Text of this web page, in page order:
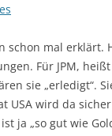
schon mal
Für JPM,
sie „erledigt“.
USA wird da
ja „so gut wie